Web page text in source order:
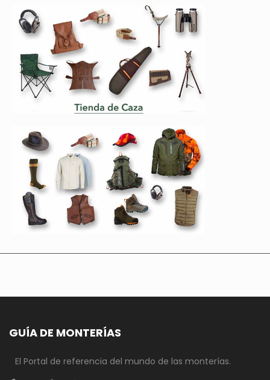
GUÍA DE MONTERÍAS
El Portal de referencia del mundo de las monterías.